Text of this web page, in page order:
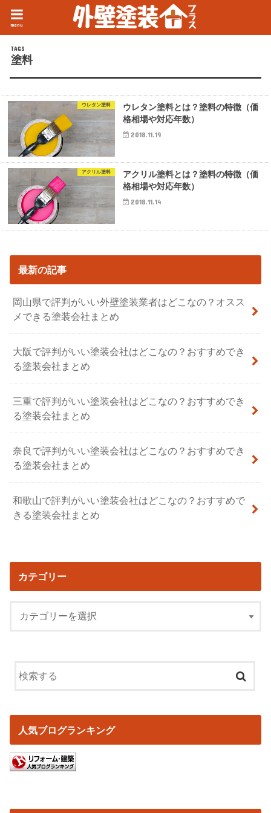
menu
塗料
ウレタン塗料
ウレタン塗料とは？塗料の特徴（価
格相場や対応年数）
2018.11.19
アクリル塗料
アクリル塗料とは？塗料の特徴（価
格相場や対応年数）
2018.11.14
最新の記事
岡山県で評判がいい外壁塗装業者はどこなの？オスス
メできる塗装会社まとめ
大阪で評判がいい塗装会社はどこなの？おすすめでき
る塗装会社まとめ
三重で評判がいい塗装会社はどこなの？おすすめでき
る塗装会社まとめ
奈良で評判がいい塗装会社はどこなの？おすすめでき
る塗装会社まとめ
和歌山で評判がいい塗装会社はどこなの？おすすめで
きる塗装会社まとめ
カテゴリー
人気ブログランキング